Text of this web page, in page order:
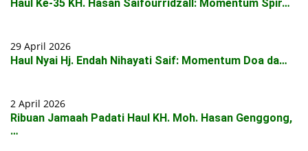
Haul Ke-35 KH. Hasan Saifourridzall: Momentum Spir…
29 April 2026
Haul Nyai Hj. Endah Nihayati Saif: Momentum Doa da…
2 April 2026
Ribuan Jamaah Padati Haul KH. Moh. Hasan Genggong,
…